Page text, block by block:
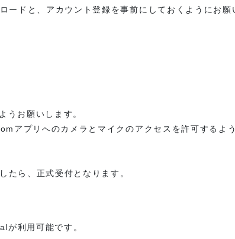
ードと、アカウント登録を事前にしておくようにお
うお願いします。
アプリへのカメラとマイクのアクセスを許可するよ
たら、正式受付となります。
利用可能です。